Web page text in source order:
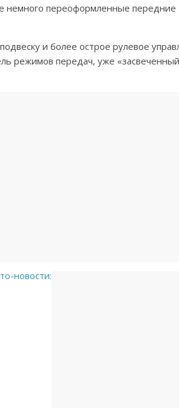
немного переоформленные передние
и более острое рулевое
режимов передач, уже